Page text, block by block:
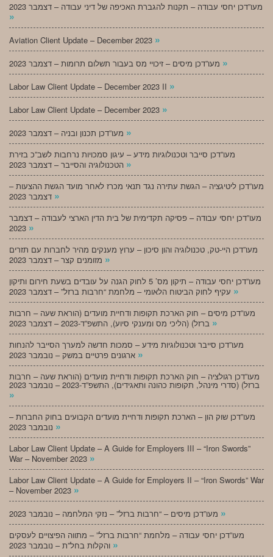
מעו”דכן יחסי עבודה – תקנות להגברת האכיפה של דיני עבודה – דצמבר 2023
»
Aviation Client Update – December 2023 »
»
Labor Law Client Update – December 2023 II »
Labor Law Client Update – December 2023 »
»
מעו”דכן סייבר וטכנולוגיות מידע – עיגון סמכויות נרחבות לשב”כ בזירת
»
מעו”דכן ליטיגציה – הגשת עתירה נגד תנאי מכרז לאחר מועד הגשת ההצעות –
»
מעו”דכן יחסי עבודה – פסיקה תקדימית של בית הדין הארצי לעבודה – דצמבר
»
מעו”דכן היי-טק, טכנולוגיה והון סיכון – ערוץ מענקים מהיר לחברות עם תזרים
»
מעו”דכן יחסי עבודה – תיקון מס’ 5 לחוק הגנה על עובדים בשעת חירום ותיקון
»
מעו”דכן מיסים – חוק הארכת תקופות ודחיית מועדים (הוראת שעה – חרבות
»
מעו”דכן סייבר וטכנולוגיות מידע – סמכות חדשה למערך הסייבר להנחות
»
מעו”דכן רגולציה – חוק הארכת תקופות ודחיית מועדים (הוראת שעה – חרבות
ברזל) (סדרי מינהל, תקופות כהונה ותאגידים), התשפ”ד-2023 – נובמבר 2023
»
מעו”דכן שוק הון – הארכת תקופות ודחיית מועדים הקבועים בחוק החברות –
»
Labor Law Client Update – A Guide for Employers III – “Iron Swords”
War – November 2023 »
Labor Law Client Update – A Guide for Employers II – “Iron Swords” War
– November 2023 »
»
מעו”דכן יחסי עבודה – מלחמת “חרבות ברזל” – מתווה הפיצויים לעסקים
»